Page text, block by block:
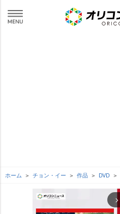
ホーム チョン・イー 作品 DVD
arrow_forward_ios